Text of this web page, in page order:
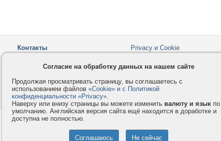
Контакты
Privacy и Cookie
Как оплатить
Форумы
© 2008-2026VMESTE.EU
Согласие на обработку данных на нашем сайте
Продолжая просматривать страницу, вы соглашаетесь с
использованием файлов «Cookie» и с Политикой
конфиденциальности «Privacy».
Наверху или внизу страницы вы можете изменить валюту и язык по
умолчанию. Английская версия сайта ещё находится в доработке и
доступна не полностью.